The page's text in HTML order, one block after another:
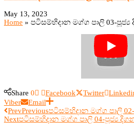
May 13, 2023
Home » පටිසම්භිදාන මග්ග පාලි 03-
Share 0 Facebook Twitter
Viber
Email
PrevPreviousපටිසම්භිදාන මග්ග පාලි
Nextපටිසම්භිදාන මග්ග පාලි 04-පූජ්‍ය